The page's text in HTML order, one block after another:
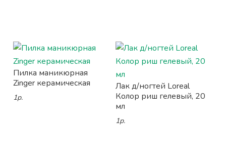
Пилка маникюрная
Zinger керамическая
1р.
Лак д/ногтей Loreal
Колор риш гелевый, 20
мл
1р.